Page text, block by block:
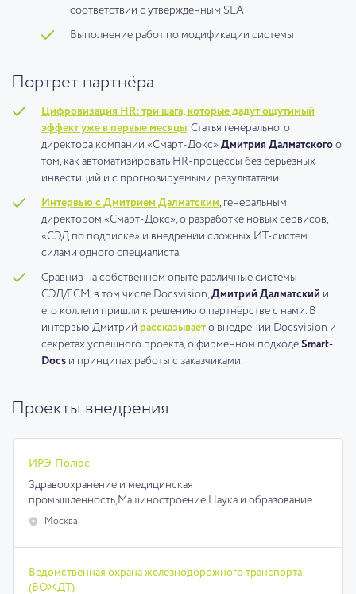
соответствии с утверждённым SLA
Выполнение работ по модификации системы
Портрет партнёра
Цифровизация HR: три шага, которые дадут ощутимый
эффект уже в первые месяцы. Статья генерального
директора компании «Смарт-Докс» Дмитрия Далматского о
том, как автоматизировать HR-процессы без серьезных
инвестиций и с прогнозируемыми результатами.
Интервью с Дмитрием Далматским, генеральным
директором «Смарт-Докс», о разработке новых сервисов,
«СЭД по подписке» и внедрении сложных ИТ-систем
силами одного специалиста.
Сравнив на собственном опыте различные системы
СЭД/ECM, в том числе Docsvision, Дмитрий Далматский и
его коллеги пришли к решению о партнёрстве с нами. В
интервью Дмитрий рассказывает о внедрении Docsvision и
секретах успешного проекта, о фирменном подходе Smart-
Docs и принципах работы с заказчиками.
Проекты внедрения
ИРЭ-Полюс
Здравоохранение и медицинская
промышленность, Машиностроение, Наука и образование
Москва
Ведомственная охрана железнодорожного транспорта
(ВОЖДТ)